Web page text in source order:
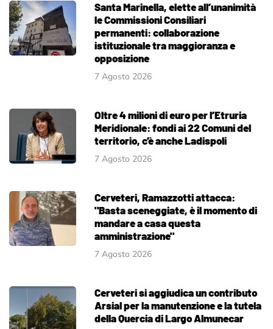
Santa Marinella, elette all’unanimità
le Commissioni Consiliari
permanenti: collaborazione
istituzionale tra maggioranza e
opposizione
7 Agosto 2026
Oltre 4 milioni di euro per l’Etruria
Meridionale: fondi ai 22 Comuni del
territorio, c’è anche Ladispoli
7 Agosto 2026
Cerveteri, Ramazzotti attacca:
"Basta sceneggiate, è il momento di
mandare a casa questa
amministrazione"
7 Agosto 2026
Cerveteri si aggiudica un contributo
Arsial per la manutenzione e la tutela
della Quercia di Largo Almunecar